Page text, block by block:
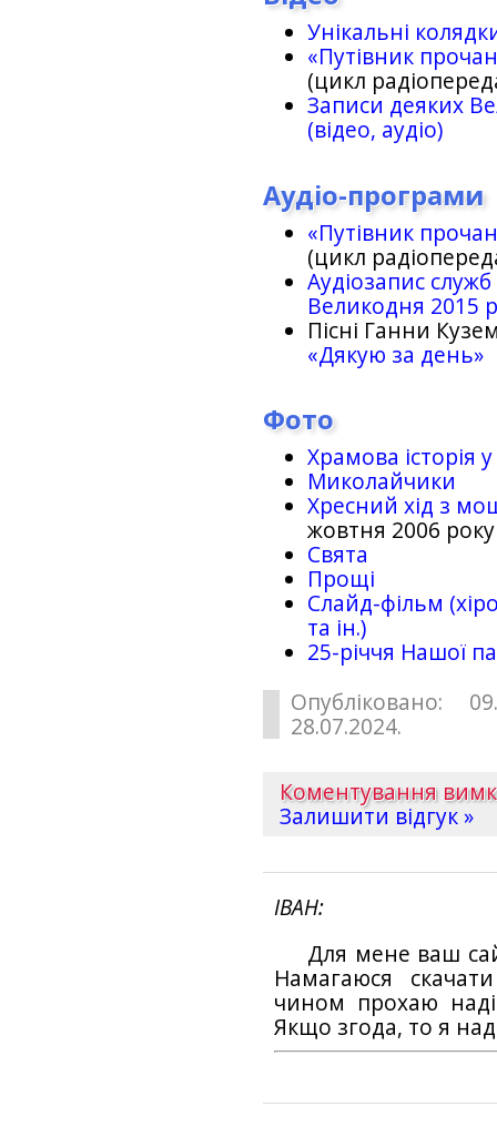
Унікальні
«Путівник
(цикл
Записи деяких
(відео, аудіо)
Аудіо-програми
«Путівник
(цикл
Аудіозапис
Великодня 2015
Пісні Ганни
«Дякую за день»
Фото
Храмова історія
Миколайчики
Хресний хід з
жовтня 2006 року
Свята
Прощі
Слайд-фільм
та ін.)
25-рiччя Нашої
Опубліковано:
28.07.2024.
Коментування
Залишити відгук »
ІВАН
Для мене ваш
Намагаюся
чином прохаю
Якщо згода, то я